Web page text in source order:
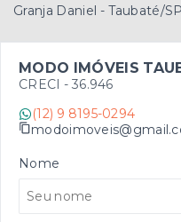
Granja Daniel - Taubaté/SP
MODO IMÓVEIS
CRECI - 36.946
(12) 9 8195-0294
Nome